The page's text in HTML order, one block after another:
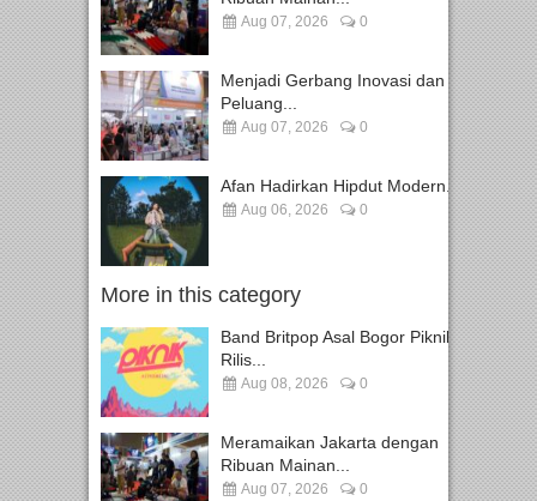
Aug 07, 2026 0
Menjadi Gerbang Inovasi dan
Peluang...
Aug 07, 2026 0
Afan Hadirkan Hipdut Modern...
Aug 06, 2026 0
More in this category
Band Britpop Asal Bogor Piknik
Rilis...
Aug 08, 2026 0
Meramaikan Jakarta dengan
Ribuan Mainan...
Aug 07, 2026 0